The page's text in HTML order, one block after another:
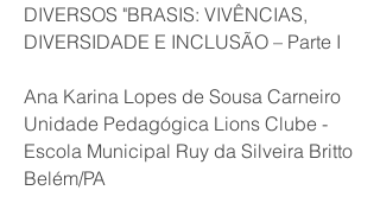
DIVERSOS "BRASIS: VIVÊNCIAS,
DIVERSIDADE E INCLUSÃO – Parte I
Ana Karina Lopes de Sousa Carneiro
Unidade Pedagógica Lions Clube -
Escola Municipal Ruy da Silveira Britto
Belém/PA